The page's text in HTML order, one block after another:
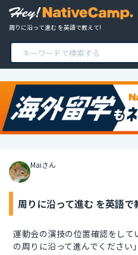
周りに沿って進む を英語で教えて!
Maiさん
周りに沿って進む を英語で
運動会の演技の位置確認をし
の周りに沿って進んでください